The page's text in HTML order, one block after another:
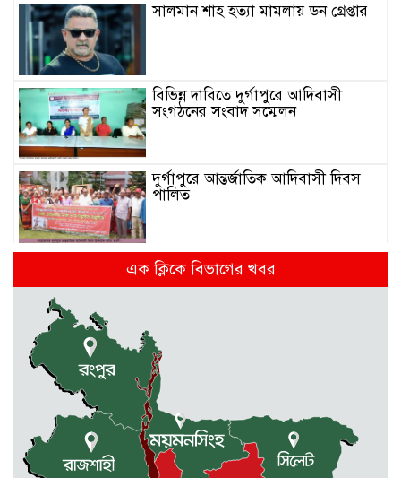
সালমান শাহ হত্যা মামলায় ডন গ্রেপ্তার
বিভিন্ন দাবিতে দুর্গাপুরে আদিবাসী
সংগঠনের সংবাদ সম্মেলন
দুর্গাপুরে আন্তর্জাতিক আদিবাসী দিবস
পালিত
রাষ্ট্রপতি পদে হতে যাচ্ছে ভোট, ইতিহাসে
দ্বিতীয়বার
দুর্গাপুরে নদী থেকে শাহীন নামে এক
ব্যক্তির মরদেহ উদ্ধার
মন্ত্রিসভায় যোগ হচ্ছে নতুন মুখ
এক ক্লিকে বিভাগের খবর